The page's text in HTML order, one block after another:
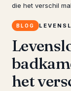
die het verschil
BLOG
het